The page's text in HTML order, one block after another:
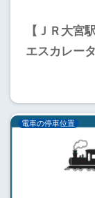
【ＪＲ大宮
エスカレー
電車の停車位置